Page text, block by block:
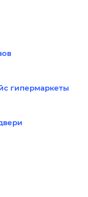
гипермаркеты